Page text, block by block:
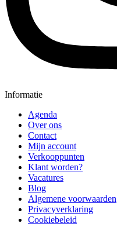
Informatie
Agenda
Over ons
Contact
Mijn account
Verkooppunten
Klant worden?
Vacatures
Blog
Algemene voorwaarden
Privacyverklaring
Cookiebeleid